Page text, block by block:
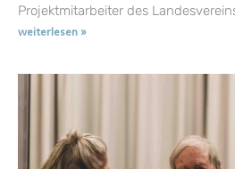
Projektmitarbeiter des
weiterlesen »